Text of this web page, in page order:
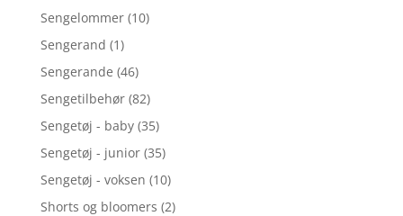
Sengelommer (10)
Sengerand (1)
Sengerande (46)
Sengetilbehør (82)
Sengetøj - baby (35)
Sengetøj - junior (35)
Sengetøj - voksen (10)
Shorts og bloomers (2)